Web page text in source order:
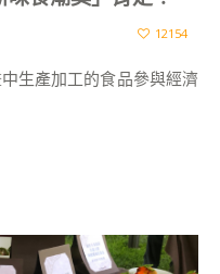
12154
生產加工的食品參與經濟